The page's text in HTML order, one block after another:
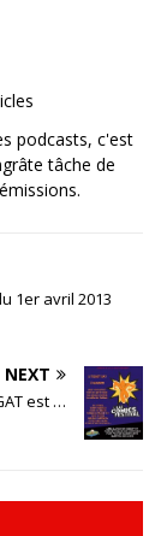
podcasts, c'est
tâche de
1er avril 2013
NEXT
est …